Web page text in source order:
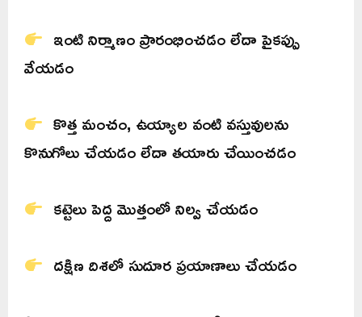
ఇంటి నిర్మాణం ప్రారంభించడం లేదా పైకప్పు
వేయడం
కొత్త మంచం, ఉయ్యాల వంటి వస్తువులను
కొనుగోలు చేయడం లేదా తయారు చేయించడం
కట్టెలు పెద్ద మొత్తంలో నిల్వ చేయడం
దక్షిణ దిశలో సుదూర ప్రయాణాలు చేయడం